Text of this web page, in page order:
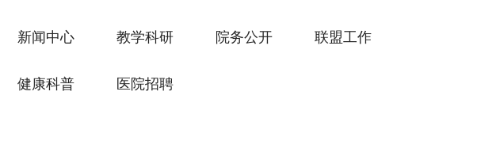
新闻中心 教学科研 院务公开 联盟工作
健康科普 医院招聘